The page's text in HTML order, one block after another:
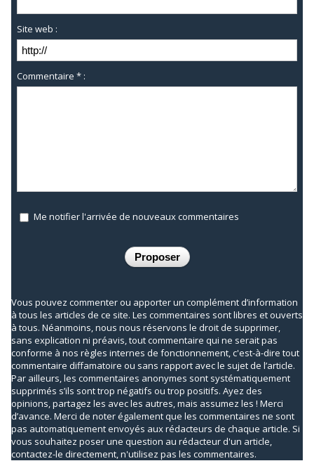
Site web :
Commentaire * :
Me notifier l'arrivée de nouveaux commentaires
Vous pouvez commenter ou apporter un complément d’information
à tous les articles de ce site. Les commentaires sont libres et ouverts
à tous. Néanmoins, nous nous réservons le droit de supprimer,
sans explication ni préavis, tout commentaire qui ne serait pas
conforme à nos règles internes de fonctionnement, c'est-à-dire tout
commentaire diffamatoire ou sans rapport avec le sujet de l’article.
Par ailleurs, les commentaires anonymes sont systématiquement
supprimés s’ils sont trop négatifs ou trop positifs. Ayez des
opinions, partagez les avec les autres, mais assumez les ! Merci
d’avance. Merci de noter également que les commentaires ne sont
pas automatiquement envoyés aux rédacteurs de chaque article. Si
vous souhaitez poser une question au rédacteur d'un article,
contactez-le directement, n'utilisez pas les commentaires.